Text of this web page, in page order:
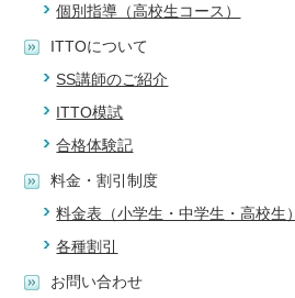
個別指導（高校生コース）
ITTOについて
SS講師のご紹介
ITTO模試
合格体験記
料金・割引制度
料金表（小学生・中学生・高校生）
各種割引
お問い合わせ